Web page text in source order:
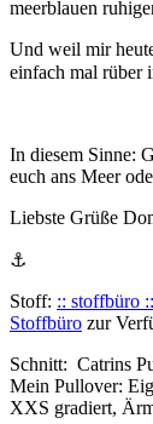
meerblauen
Und weil mir
einfach mal rüber
In diesem Sinne:
euch ans Meer
Liebste Grüße
⚓
Stoff: :: stoffbüro
Stoffbüro zur
Schnitt: Catrins
Mein Pullover:
XXS gradiert,